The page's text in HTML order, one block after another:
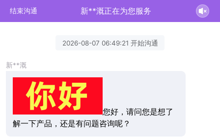
结束沟通 新**溉正在为您服务
2026-08-07 06:49:21 开始沟通
新**溉
您好，请问您是想了
解一下产品，还是有问题咨询呢？